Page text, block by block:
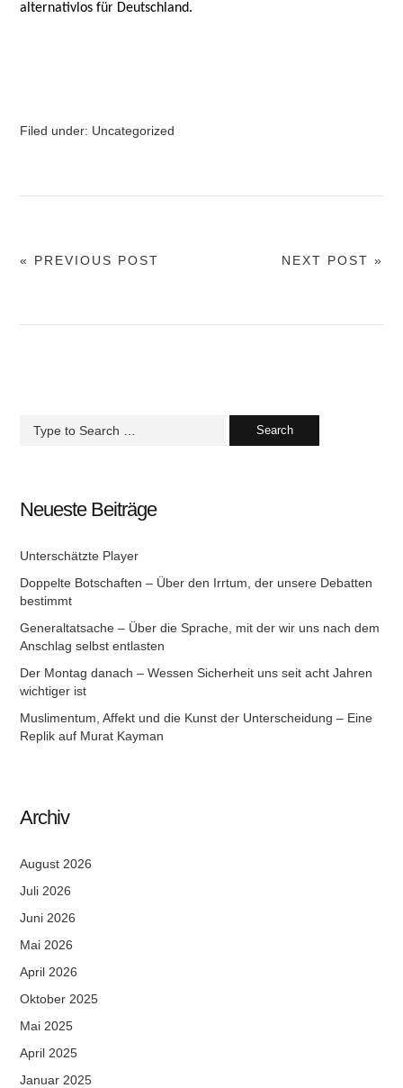
alternativlos für Deutschland.
Filed under: Uncategorized
NEXT POST »
« PREVIOUS POST
Neueste Beiträge
Unterschätzte Player
Doppelte Botschaften – Über den Irrtum, der unsere Debatten
bestimmt
Generaltatsache – Über die Sprache, mit der wir uns nach dem
Anschlag selbst entlasten
Der Montag danach – Wessen Sicherheit uns seit acht Jahren
wichtiger ist
Muslimentum, Affekt und die Kunst der Unterscheidung – Eine
Replik auf Murat Kayman
Archiv
August 2026
Juli 2026
Juni 2026
Mai 2026
April 2026
Oktober 2025
Mai 2025
April 2025
Januar 2025